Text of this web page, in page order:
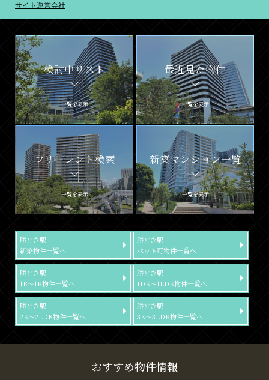
サイト運営会社
検討中リスト
一覧を表示
最近見た物件
一覧を表示
フリーレント検索
一覧を表示
新築マンション一覧
一覧を表示
勝どき駅
新築物件一覧へ
勝どき駅
ペット可物件一覧へ
勝どき駅
1R～1K物件一覧へ
勝どき駅
1DK～1LDK物件一覧へ
勝どき駅
2K～2LDK物件一覧へ
勝どき駅
3K～3LDK物件一覧へ
おすすめ物件情報